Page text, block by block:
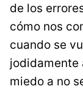
de los
cómo nos
cuando se
jodidamente
miedo a no